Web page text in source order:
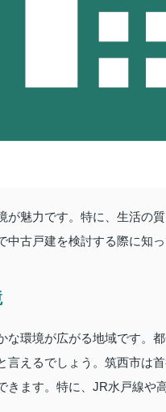
が魅力です。特に、生活の
古戸建を検討する際に知
な環境が広がる地域です。
言えるでしょう。筑西市は
きます。特に、JR水戸線や